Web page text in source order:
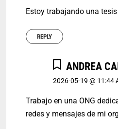
Estoy trabajando una
REPLY
ANDREA
2026-05-19 @ 11:44
Trabajo en una ONG
redes y mensajes de mi